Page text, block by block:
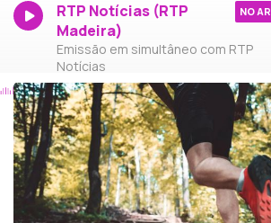
RTP Notícias (RTP
Madeira)
Emissão em simultâneo com RTP
Notícias
NO AR